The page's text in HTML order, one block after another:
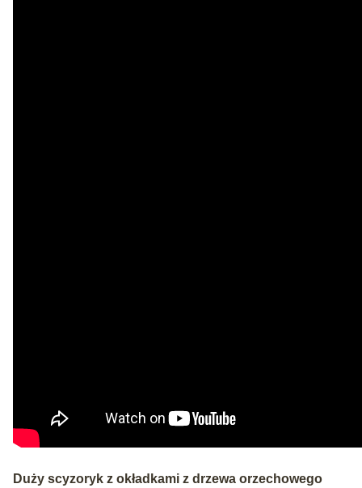
Duży scyzoryk z okładkami z drzewa orzechowego